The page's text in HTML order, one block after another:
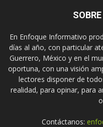
En Enfoque Informativo
días al año, con particular
Guerrero, México y en el
oportuna, con una visión
lectores disponer de
realidad, para opinar, para
Contáctanos: